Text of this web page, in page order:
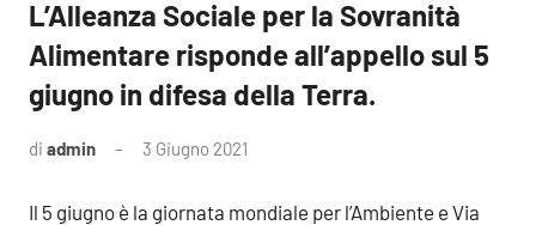
L’Alleanza Sociale per la Sovranità
Alimentare risponde all’appello sul 5
giugno in difesa della Terra.
di admin 3 Giugno 2021
Il 5 giugno è la giornata mondiale per l’Ambiente e Via